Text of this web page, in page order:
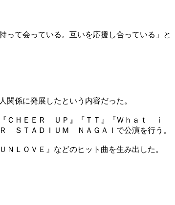
て会っている。互いを応援し合っている」と
係に発展したという内容だった。
ＣＨＥＥＲ ＵＰ』『ＴＴ』『Ｗｈａｔ ｉ
ＳＴＡＤＩＵＭ ＮＡＧＡＩで公演を行う。
ＬＯＶＥ』などのヒット曲を生み出した。